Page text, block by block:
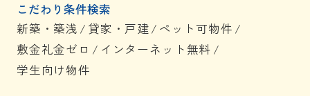
こだわり条件検索
新築・築浅 / 貸家・戸建/ ペット可物件 /
敷金礼金ゼロ / インターネット無料 /
学生向け物件